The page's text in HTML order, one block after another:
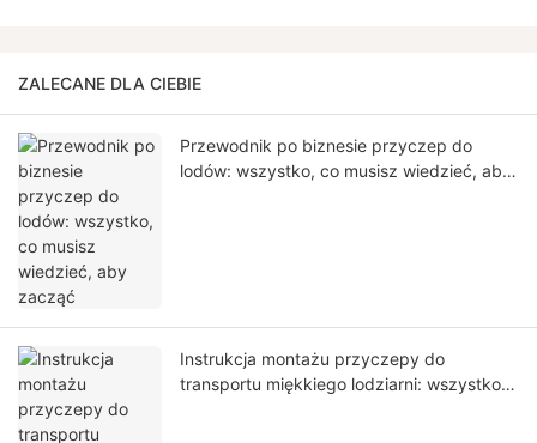
ZALECANE DLA CIEBIE
Przewodnik po biznesie przyczep do
lodów: wszystko, co musisz wiedzieć, aby
Instrukcja montażu przyczepy do
transportu miękkiego lodziarni: wszystko,